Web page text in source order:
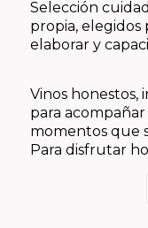
Selección
propia, elegidos
elaborar y
Vinos honestos,
para
momentos que
Para disfrutar